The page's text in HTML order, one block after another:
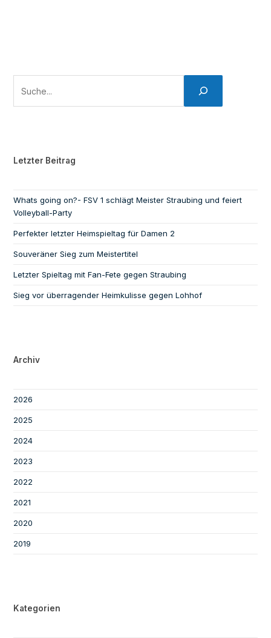
Letzter Beitrag
Whats going on?- FSV 1 schlägt Meister Straubing und feiert
Volleyball-Party
Perfekter letzter Heimspieltag für Damen 2
Souveräner Sieg zum Meistertitel
Letzter Spieltag mit Fan-Fete gegen Straubing
Sieg vor überragender Heimkulisse gegen Lohhof
Archiv
2026
2025
2024
2023
2022
2021
2020
2019
Kategorien